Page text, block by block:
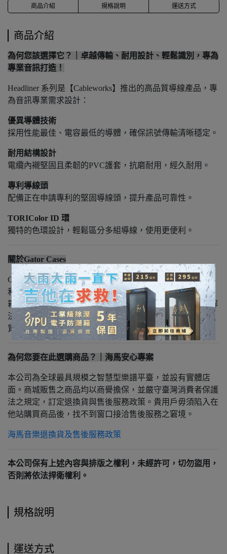
商品介紹 規格說明 運送方式
商品介紹
為何您該選擇它？｜卓越傳輸、耐用設計、輕鬆識別，專為
專業音訊打造！
Headliner 系列是【Cableworks】推出的高品質導線產品，專
為音訊專業需求設計：
優異導體技術
採用性能最佳、電容最低的導體，確保訊號傳輸清晰穩定。
耐用結構設計
電纜內襯堅固且柔韌的PVC護套，抗磨耐用，經久耐用。
專利導線頭
配備正在申請專利的堅固導線頭，提升產品可靠性。
TORIColor ID 環
獨特的色環設計，輕鬆區分多組導線，使用更便利。
關於Gator Cases
Gator Cases 於 2000 年創立於佛州坦帕，由父女 Jerry Freed
和 Crystal Morris 創辦。品牌起初推出模塑塑膠吉他硬殼
箱，後逐步擴展至專業音訊、IT、視聽設備及樂器等箱包解
決方案。目前產品超過 1000 種，採用塑膠、木材、縫製材
質及 EVA 等製成，提供多元選擇。
為何您要在此選購商品？｜海馬安心專案
本公司為全球最具規模之智慧型樂譜平臺，並設有實體店
面。商城販售之商品均以商譽擔保，並嚴守臺灣消費者保護
法之規定，訂定退換貨與售後服務政策。貴用戶毋須陷入在
他站購買商品後，找不到窗口接洽售後服務之窘境。
海馬音樂退換貨及售後服務政策
本公司保有上述內容與排版之權利，未經許可，切勿盜用，
否則將依法捍衛權利。
規格說明
運送方式